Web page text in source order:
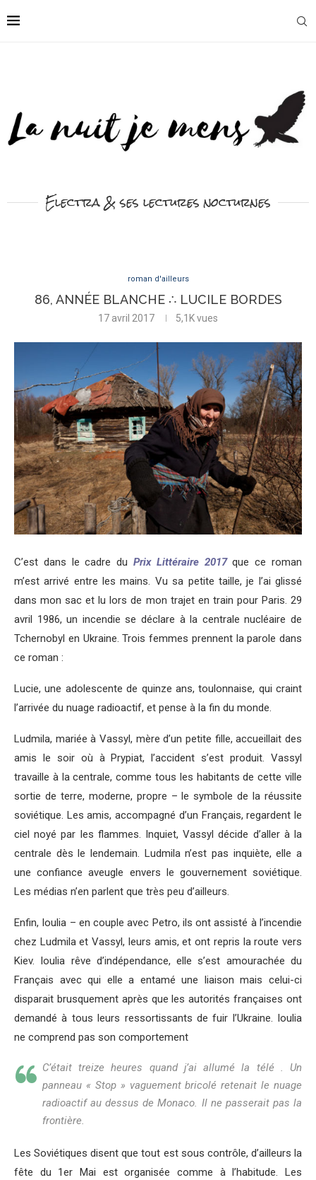
Electra & ses lectures nocturnes
roman d'ailleurs
86, ANNÉE BLANCHE ∴ LUCILE BORDES
17 avril 2017 5,1Kvues
C’est dans le cadre du Prix Littéraire 2017 que ce roman
m’est arrivé entre les mains. Vu sa petite taille, je l’ai glissé
dans mon sac et lu lors de mon trajet en train pour Paris. 29
avril 1986, un incendie se déclare à la centrale nucléaire de
Tchernobyl en Ukraine. Trois femmes prennent la parole dans
ce roman :
Lucie, une adolescente de quinze ans, toulonnaise, qui craint
l’arrivée du nuage radioactif, et pense à la fin du monde.
Ludmila, mariée à Vassyl, mère d’un petite fille, accueillait des
amis le soir où à Prypiat, l’accident s’est produit. Vassyl
travaille à la centrale, comme tous les habitants de cette ville
sortie de terre, moderne, propre – le symbole de la réussite
soviétique. Les amis, accompagné d’un Français, regardent le
ciel noyé par les flammes. Inquiet, Vassyl décide d’aller à la
centrale dès le lendemain. Ludmila n’est pas inquiète, elle a
une confiance aveugle envers le gouvernement soviétique.
Les médias n’en parlent que très peu d’ailleurs.
Enfin, Ioulia – en couple avec Petro, ils ont assisté à l’incendie
chez Ludmila et Vassyl, leurs amis, et ont repris la route vers
Kiev. Ioulia rêve d’indépendance, elle s’est amourachée du
Français avec qui elle a entamé une liaison mais celui-ci
disparait brusquement après que les autorités françaises ont
demandé à tous leurs ressortissants de fuir l’Ukraine. Ioulia
ne comprend pas son comportement
C’était treize heures quand j’ai allumé la télé . Un
panneau « Stop » vaguement bricolé retenait le nuage
radioactif au dessus de Monaco. Il ne passerait pas la
frontière.
Les Soviétiques disent que tout est sous contrôle, d’ailleurs la
fête du 1er Mai est organisée comme à l’habitude. Les